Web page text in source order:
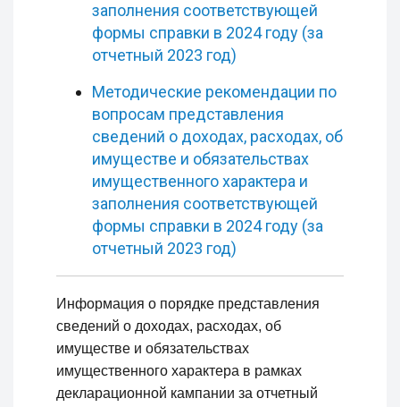
заполнения соответствующей
формы справки в 2024 году (за
отчетный 2023 год)
Методические рекомендации по
вопросам представления
сведений о доходах, расходах, об
имуществе и обязательствах
имущественного характера и
заполнения соответствующей
формы справки в 2024 году (за
отчетный 2023 год)
Информация о порядке представления
сведений о доходах, расходах, об
имуществе и обязательствах
имущественного характера в рамках
декларационной кампании за отчетный